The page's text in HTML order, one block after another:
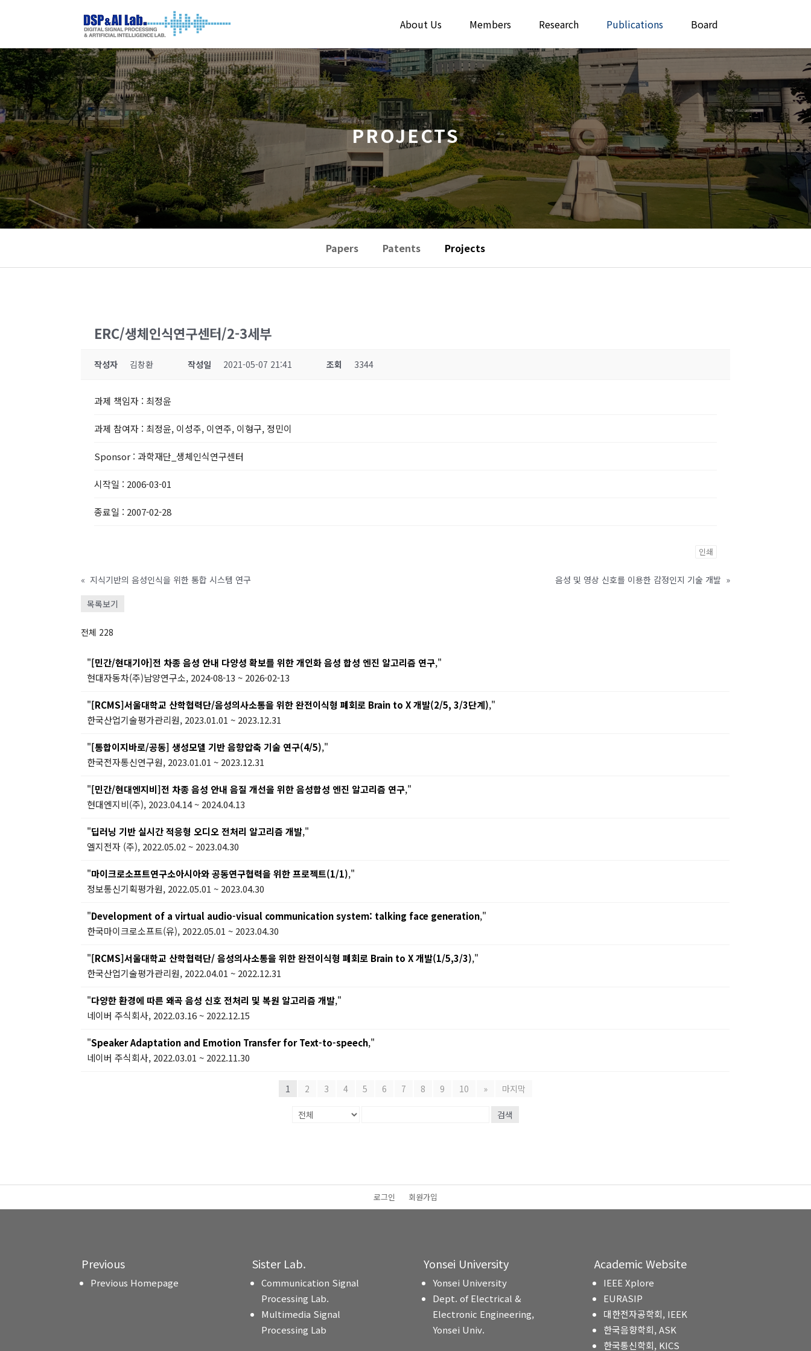
About Us Members Research Publications Board
PROJECTS
Papers Patents Projects
ERC/생체인식연구센터/2-3세부
작성자 김창환 작성일 2021-05-07 21:41 조회 3344
과제 책임자 : 최정윤
과제 참여자 : 최정윤, 이성주, 이연주, 이형구, 정민이
Sponsor : 과학재단_생체인식연구센터
시작일 : 2006-03-01
종료일 : 2007-02-28
인쇄
« 지식기반의 음성인식을 위한 통합 시스템 연구 음성 및 영상 신호를 이용한 감정인지 기술 개발 »
목록보기
전체 228
"[민간/현대기아]전 차종 음성 안내 다양성 확보를 위한 개인화 음성 합성 엔진 알고리즘 연구,"
현대자동차(주)남양연구소, 2024-08-13 ~ 2026-02-13
"[RCMS]서울대학교 산학협력단/음성의사소통을 위한 완전이식형 폐회로 Brain to X 개발(2/5, 3/3단계),"
한국산업기술평가관리원, 2023.01.01 ~ 2023.12.31
"[통합이지바로/공동] 생성모델 기반 음향압축 기술 연구(4/5),"
한국전자통신연구원, 2023.01.01 ~ 2023.12.31
"[민간/현대엔지비]전 차종 음성 안내 음질 개선을 위한 음성합성 엔진 알고리즘 연구,"
현대엔지비(주), 2023.04.14 ~ 2024.04.13
"딥러닝 기반 실시간 적응형 오디오 전처리 알고리즘 개발,"
엘지전자 (주), 2022.05.02 ~ 2023.04.30
"마이크로소프트연구소아시아와 공동연구협력을 위한 프로젝트(1/1),"
정보통신기획평가원, 2022.05.01 ~ 2023.04.30
"Development of a virtual audio-visual communication system: talking face generation,"
한국마이크로소프트(유), 2022.05.01 ~ 2023.04.30
"[RCMS]서울대학교 산학협력단/ 음성의사소통을 위한 완전이식형 폐회로 Brain to X 개발(1/5,3/3),"
한국산업기술평가관리원, 2022.04.01 ~ 2022.12.31
"다양한 환경에 따른 왜곡 음성 신호 전처리 및 복원 알고리즘 개발,"
네이버 주식회사, 2022.03.16 ~ 2022.12.15
"Speaker Adaptation and Emotion Transfer for Text-to-speech,"
네이버 주식회사, 2022.03.01 ~ 2022.11.30
1 2 3 4 5 6 7 8 9 10 » 마지막
검색
로그인 회원가입
Previous
Previous Homepage
Sister Lab.
Communication Signal
Processing Lab.
Multimedia Signal
Processing Lab
Yonsei University
Yonsei University
Dept. of Electrical &
Electronic Engineering,
Yonsei Univ.
Academic Website
IEEE Xplore
EURASIP
대한전자공학회, IEEK
한국음향학회, ASK
한국통신학회, KICS